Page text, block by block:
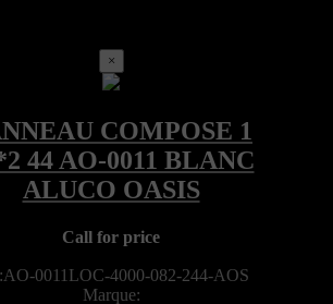
×
Call for price
0011LOC-4000-082-244-AOS
Marque: